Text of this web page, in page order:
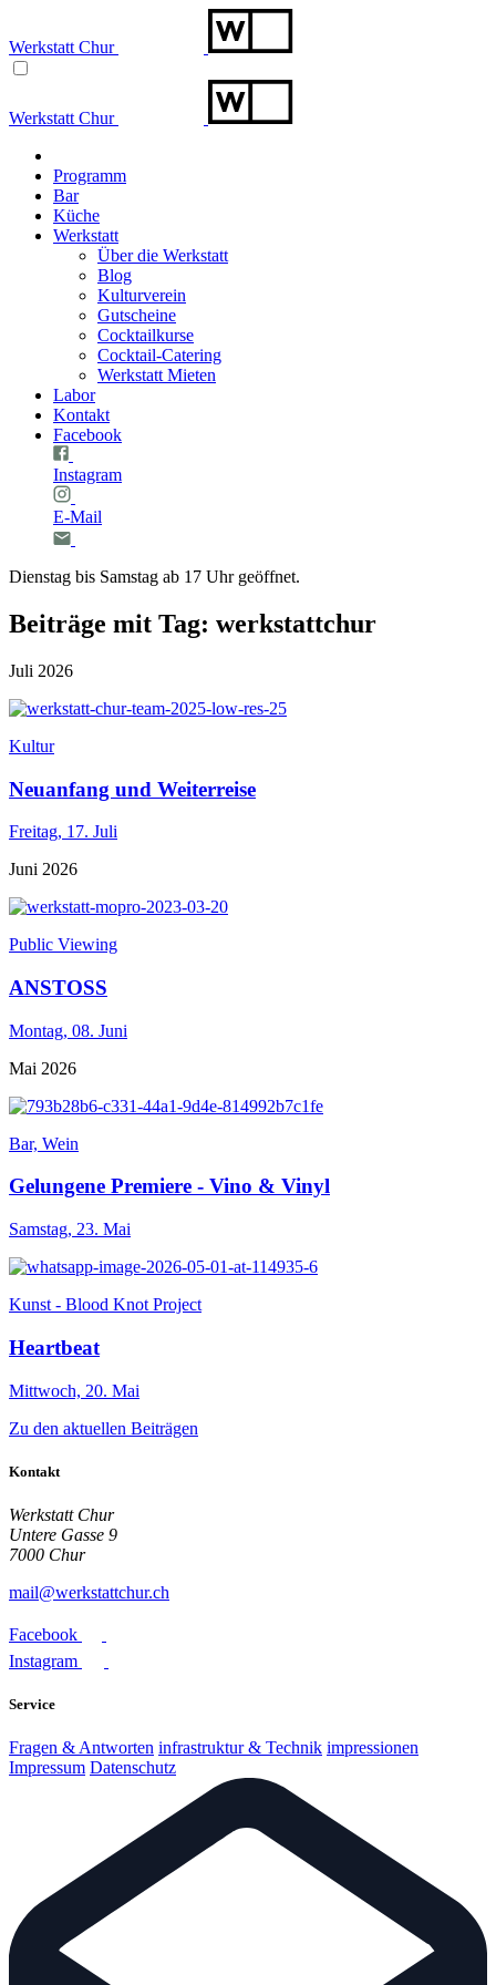
Werkstatt Chur
Werkstatt Chur
Programm
Bar
Küche
Werkstatt
Über die Werkstatt
Blog
Kulturverein
Gutscheine
Cocktailkurse
Cocktail-Catering
Werkstatt Mieten
Labor
Kontakt
Facebook
Instagram
E-Mail
Dienstag bis Samstag ab 17 Uhr geöffnet.
Beiträge mit Tag: werkstattchur
Juli 2026
Kultur
Neuanfang und Weiterreise
Freitag, 17. Juli
Juni 2026
Public Viewing
ANSTOSS
Montag, 08. Juni
Mai 2026
Bar, Wein
Gelungene Premiere - Vino & Vinyl
Samstag, 23. Mai
Kunst - Blood Knot Project
Heartbeat
Mittwoch, 20. Mai
Zu den aktuellen Beiträgen
Kontakt
Werkstatt Chur
Untere Gasse 9
7000 Chur
mail@werkstattchur.ch
Facebook
Instagram
Service
Fragen & Antworten infrastruktur & Technik impressionen
Impressum Datenschutz